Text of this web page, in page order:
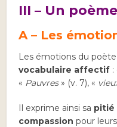
III – Un
A – Les
Les émotions du
vocabulaire affectif :
« Pauvres» (v. 7), «
Il exprime ainsi sa pitié
compassion pour